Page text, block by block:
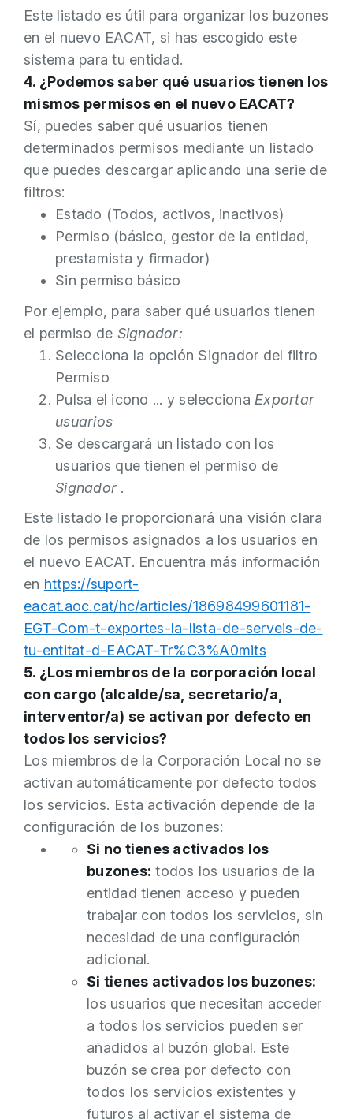
Este listado es útil para organizar los buzones
en el nuevo EACAT, si has escogido este
sistema para tu entidad.
4. ¿Podemos saber qué usuarios tienen los
mismos permisos en el nuevo EACAT?
Sí, puedes saber qué usuarios tienen
determinados permisos mediante un listado
que puedes descargar aplicando una serie de
filtros:
Estado (Todos, activos, inactivos)
Permiso (básico, gestor de la entidad,
prestamista y firmador)
Sin permiso básico
Por ejemplo, para saber qué usuarios tienen
el permiso de Signador:
Selecciona la opción Signador del filtro
Permiso
Pulsa el icono ... y selecciona Exportar
usuarios
Se descargará un listado con los
usuarios que tienen el permiso de
Signador .
Este listado le proporcionará una visión clara
de los permisos asignados a los usuarios en
el nuevo EACAT. Encuentra más información
en https://suport-
eacat.aoc.cat/hc/articles/18698499601181-
EGT-Com-t-exportes-la-lista-de-serveis-de-
tu-entitat-d-EACAT-Tr%C3%A0mits
5. ¿Los miembros de la corporación local
con cargo (alcalde/sa, secretario/a,
interventor/a) se activan por defecto en
todos los servicios?
Los miembros de la Corporación Local no se
activan automáticamente por defecto todos
los servicios. Esta activación depende de la
configuración de los buzones:
Si no tienes activados los
buzones: todos los usuarios de la
entidad tienen acceso y pueden
trabajar con todos los servicios, sin
necesidad de una configuración
adicional.
Si tienes activados los buzones:
los usuarios que necesitan acceder
a todos los servicios pueden ser
añadidos al buzón global. Este
buzón se crea por defecto con
todos los servicios existentes y
futuros al activar el sistema de